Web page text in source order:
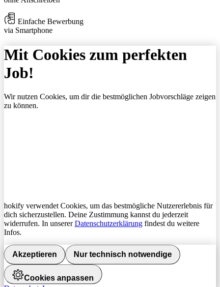
Einfache Bewerbung
via Smartphone
Mit Cookies zum perfekten
Job!
Wir nutzen Cookies, um dir die bestmöglichen Jobvorschläge zeigen
zu können.
hokify verwendet Cookies, um das bestmögliche Nutzererlebnis für
dich sicherzustellen. Deine Zustimmung kannst du jederzeit
widerrufen. In unsererDatenschutzerklärung findest du weitere
Infos.
Akzeptieren Nur technisch notwendige
Cookies anpassen